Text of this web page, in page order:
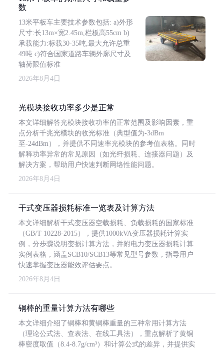
数
13米平板车主要技术参数包括: a)外形
尺寸:长13m×宽2.45m,栏板高55cm b)
承载能力:标载30-35吨,最大允许总重
49吨 c)符合国家道路车辆外廓尺寸及
轴荷限值标准
2026年8月4日
光模块接收功率多少是正常
本文详细解答光模块接收功率的正常范围及影响因素，重
点分析千兆光模块的收光标准（典型值为-3dBm
至-24dBm），并提供不同速率光模块的参考值表格。同时
解释功率异常的常见原因（如光纤损耗、连接器问题）及
解决方案，帮助用户快速判断网络性能问题。
2026年8月4日
干式变压器损耗标准一览表及计算方法
本文详细解析干式变压器空载损耗、负载损耗的国家标准
（GB/T 10228-2015），提供1000kVA变压器损耗计算实
例，分步骤说明变损计算方法，并附电力变压器损耗计算
实例表格，涵盖SCB10/SCB13等常见型号参数，指导用户
快速掌握变压器能效评估要点。
2026年8月4日
铜棒的重量计算方法有哪些
本文详细介绍了铜棒和黄铜棒重量的三种常用计算方法
（理论公式法、查表法、在线工具法），重点解析了黄铜
棒密度取值（8.4-8.7g/cm³）和计算公式的差异，并提供实